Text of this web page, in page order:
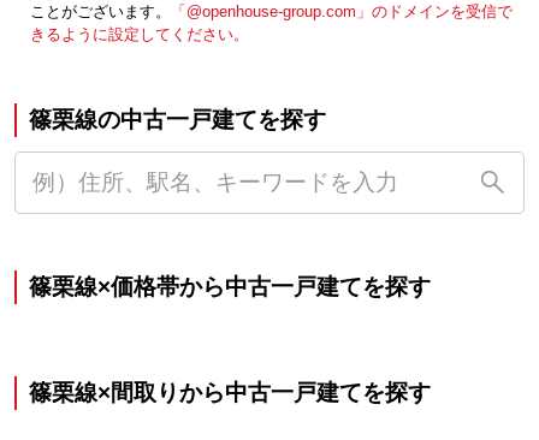
ことがございます。
「@openhouse-group.com」のドメインを受信で
きるように設定してください。
篠栗線の中古一戸建てを探す
篠栗線×価格帯から中古一戸建てを探す
篠栗線×間取りから中古一戸建てを探す